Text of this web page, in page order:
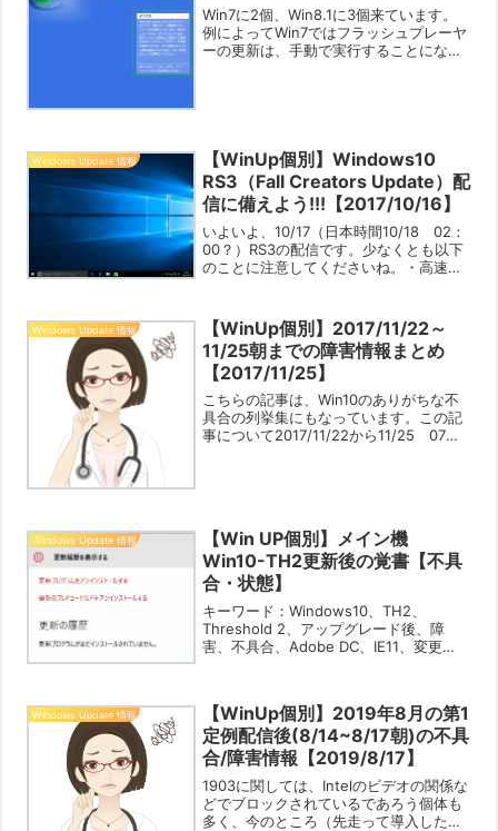
Win7に2個、Win8.1に3個来ています。
例によってWin7ではフラッシュプレーヤ
ーの更新は、手動で実行することになり
Windows Update 情報
【WinUp個別】Windows10
RS3（Fall Creators Update）配
信に備えよう!!!【2017/10/16】
いよいよ、10/17（日本時間10/18 02：
00？）RS3の配信です。少なくとも以下
のことに注意してくださいね。・高速ス
定（90分程度は必要とする可能性があり
ますの...
Windows Update 情報
【WinUp個別】2017/11/22～
11/25朝までの障害情報まとめ
【2017/11/25】
こちらの記事は、Win10のありがちな不
具合の列挙集にもなっています。この記
事について2017/11/22から11/25 07：
Windows Update 情報
【Win UP個別】メイン機
Win10-TH2更新後の覚書【不具
合・状態】
キーワード：Windows10、TH2、
Threshold 2、アップグレード後、障
害、不具合、Adobe DC、IE11、変更
Windows Update 情報
【WinUp個別】2019年8月の第1
定例配信後(8/14~8/17朝)の不具
合/障害情報【2019/8/17】
1903に関しては、Intelのビデオの関係な
どでブロックされているであろう個体も
多く、今のところ（先走って導入したか